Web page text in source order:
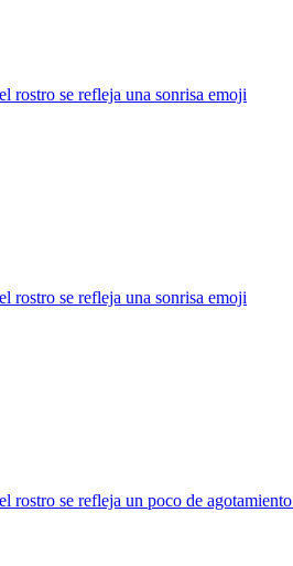
rostro se refleja una sonrisa emoji
rostro se refleja una sonrisa emoji
rostro se refleja un poco de agotamiento